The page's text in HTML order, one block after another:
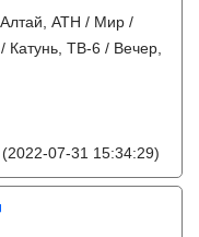
АТН / Мир /
Катунь, ТВ-6 / Вечер,
(2022-07-31 15:34:29)